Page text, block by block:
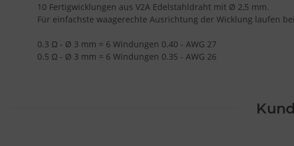
10 Fertigwicklungen aus V2A Edelstahldraht mit Ø 2,5 mm.
Für einfachste waagerechte Ausrichtung der Wicklung laufen
0.3 Ω - Ø 3 mm = 6 Windungen 0.40 - AWG 27
0.5 Ω - Ø 3 mm = 6 Windungen 0.35 - AWG 26